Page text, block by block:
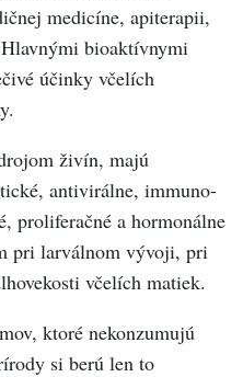
medicíne, apiterapii,
bioaktívnymi
účinky včelích
živín, majú
antivirálne, immuno-
proliferačné a hormonálne
pri larválnom vývoji, pri
včelích matiek.
ktoré nekonzumujú
si berú len to